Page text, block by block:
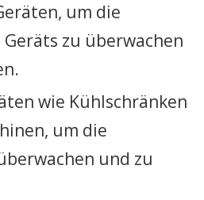
um die
zu überwachen
wie Kühlschränken
um die
und zu